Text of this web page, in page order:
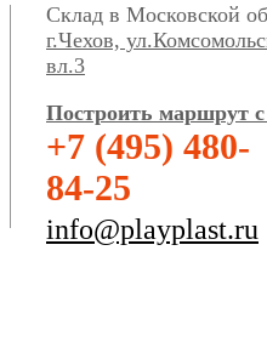
Склад в Московской
г.Чехов,
вл.3
Построить маршрут
+7 (495) 480-
84-25
info@playplast.ru